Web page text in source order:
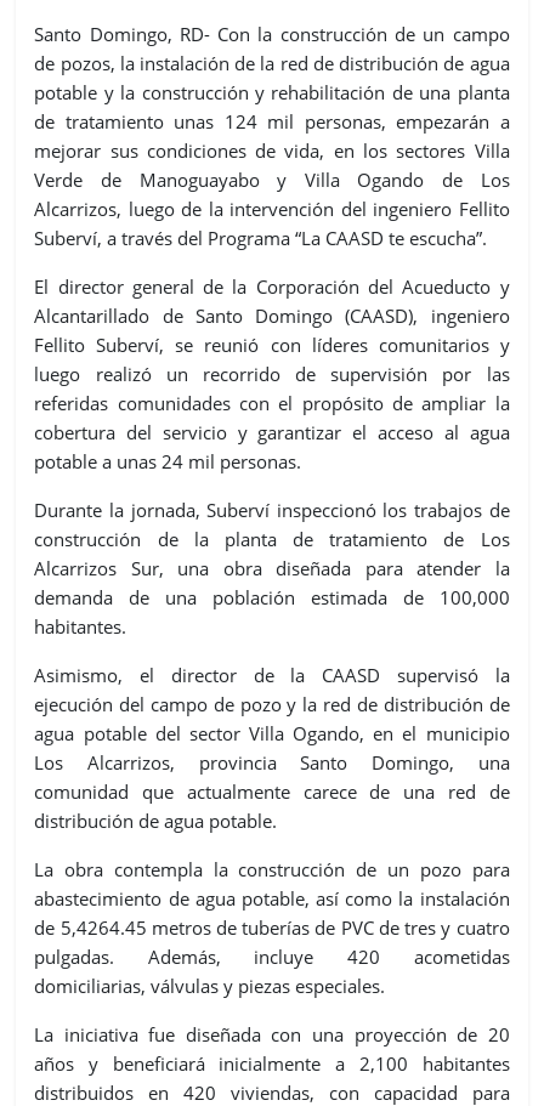
Santo Domingo, RD- Con la construcción de un campo
de pozos, la instalación de la red de distribución de agua
potable y la construcción y rehabilitación de una planta
de tratamiento unas 124 mil personas, empezarán a
mejorar sus condiciones de vida, en los sectores Villa
Verde de Manoguayabo y Villa Ogando de Los
Alcarrizos, luego de la intervención del ingeniero Fellito
Suberví, a través del Programa “La CAASD te escucha”.
El director general de la Corporación del Acueducto y
Alcantarillado de Santo Domingo (CAASD), ingeniero
Fellito Suberví, se reunió con líderes comunitarios y
luego realizó un recorrido de supervisión por las
referidas comunidades con el propósito de ampliar la
cobertura del servicio y garantizar el acceso al agua
potable a unas 24 mil personas.
Durante la jornada, Suberví inspeccionó los trabajos de
construcción de la planta de tratamiento de Los
Alcarrizos Sur, una obra diseñada para atender la
demanda de una población estimada de 100,000
habitantes.
Asimismo, el director de la CAASD supervisó la
ejecución del campo de pozo y la red de distribución de
agua potable del sector Villa Ogando, en el municipio
Los Alcarrizos, provincia Santo Domingo, una
comunidad que actualmente carece de una red de
distribución de agua potable.
La obra contempla la construcción de un pozo para
abastecimiento de agua potable, así como la instalación
de 5,4264.45 metros de tuberías de PVC de tres y cuatro
pulgadas. Además, incluye 420 acometidas
domiciliarias, válvulas y piezas especiales.
La iniciativa fue diseñada con una proyección de 20
años y beneficiará inicialmente a 2,100 habitantes
distribuidos en 420 viviendas, con capacidad para